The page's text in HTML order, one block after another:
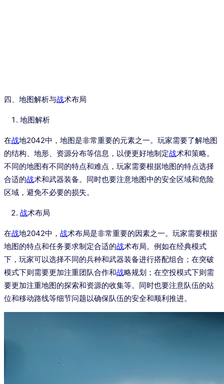
四、地图解析与战术布局
地图解析
在战地2042中，地图是非常重要的元素之一。玩家需要了解地图
的结构、地形、资源分布等信息，以便更好地制定战术和策略。
不同的地图有不同的特点和难点，玩家需要根据地图的特点选择
合适的战术和武器装备。同时也要注意地图中的安全区域和危险
区域，避免不必要的损失。
战术布局
在战地2042中， 战术布局是非常重要的因素之一。玩家需要根据
地图的特点和任务要求制定合适的战术布局。例如在经典模式
下，玩家可以选择不同的兵种和武器装备进行搭配组合；在突破
模式下则需要更加注重团队合作和战略规划；在空投模式下则需
要更加注重地图的探索和资源的收集等。同时也要注意队伍的站
位和移动路线等细节问题以确保队伍的安全和顺利推进。